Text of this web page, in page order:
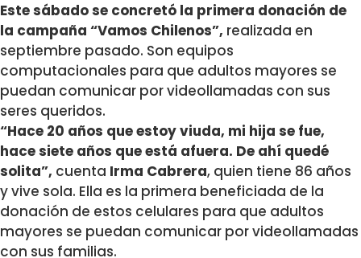
Este sábado se concretó la primera donación de
la campaña “Vamos Chilenos”, realizada en
septiembre pasado. Son equipos
computacionales para que adultos mayores se
puedan comunicar por videollamadas con sus
seres queridos.
“Hace 20 años que estoy viuda, mi hija se fue,
hace siete años que está afuera. De ahí quedé
solita”, cuenta Irma Cabrera, quien tiene 86 años
y vive sola. Ella es la primera beneficiada de la
donación de estos celulares para que adultos
mayores se puedan comunicar por videollamadas
con sus familias.